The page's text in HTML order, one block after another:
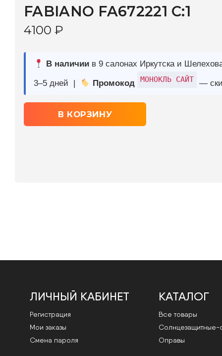
3–5 дней | Промокод — скидка 10%
В КОРЗИНУ
ЛИЧНЫЙ КАБИНЕТ
Регистрация
Мои заказы
Смена пароля
КАТАЛОГ
Все товары
Cолнцезащитные-
Оправы